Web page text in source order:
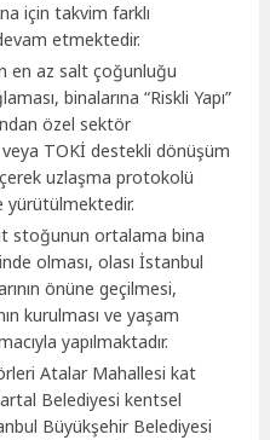
için takvim farklı
etmektedir.
en az salt çoğunluğu
binalarına “Riskli Yapı”
özel sektör
TOKİ destekli dönüşüm
uzlaşma protokolü
yürütülmektedir.
stoğunun ortalama bina
olması, olası İstanbul
önüne geçilmesi,
kurulması ve yaşam
yapılmaktadır.
Atalar Mahallesi kat
Belediyesi kentsel
Büyükşehir Belediyesi